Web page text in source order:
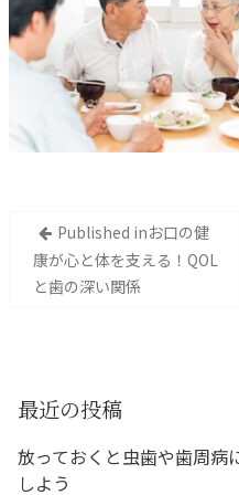
シ
ョ
ン
Published inお口の健
康が心と体を支える！QOL
と歯の深い関係
最近の投稿
放っておくと虫歯や歯周病
しよう